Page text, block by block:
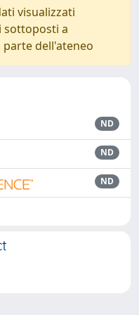
visualizzati
sottoposti a
parte dell'ateneo
ND
ND
ND